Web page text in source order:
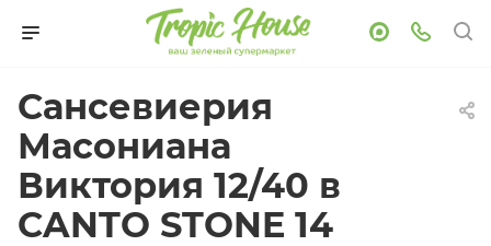
Сансевиерия
Масониана
Виктория 12/40 в
CANTO STONE 14